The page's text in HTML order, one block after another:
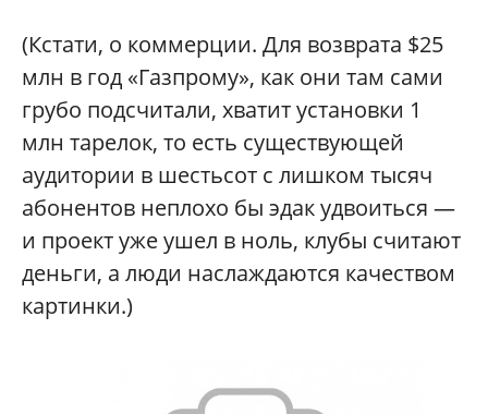
(Кстати, о коммерции. Для возврата $25
млн в год «Газпрому», как они там сами
грубо подсчитали, хватит установки 1
млн тарелок, то есть существующей
аудитории в шестьсот с лишком тысяч
абонентов неплохо бы эдак удвоиться —
и проект уже ушел в ноль, клубы считают
деньги, а люди наслаждаются качеством
картинки.)